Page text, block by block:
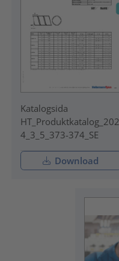
Katalogsida
HT_Produktkatalog_202
4_3_5_373-374_SE
Download